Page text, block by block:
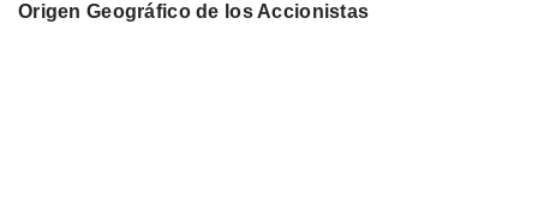
Origen Geográfico de los Accionistas